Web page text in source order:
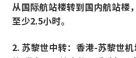
从国际航站楼转到国内航站楼
至少2.5小时。
2. 苏黎世中转：香港-苏黎世